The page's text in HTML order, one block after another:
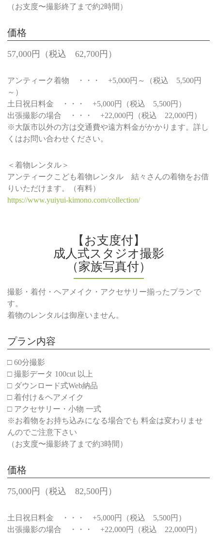
（お支度〜撮影終了まで約2時間）
価格
57,000円（税込 62,700円）
アンティーク着物 ・・・ +5,000円～（税込 5,500円
～）
土日祝日料金 ・・・ +5,000円（税込 5,500円）
出張撮影の場合 ・・・ +22,000円（税込 22,000円）
※大阪市以外の方は交通費や遠方料金がかかります。詳し
くはお問い合わせください。
＜着物レンタル＞
アンティークこども着物レンタル 結々さんの着物をお借
りいただけます。（有料）
https://www.yuiyui-kimono.com/collection/
【お支度付】
成人式スタジオ撮影
（家族写真付）
撮影・着付・ヘアメイク・アクセサリー揃ったプランで
す。
着物のレンタルは御座いません。
プラン内容
□ 60分撮影
□ 撮影データ 100cut 以上
□ ダウンロード式Web納品
□ 着付け＆ヘアメイク
□ アクセサリー・小物 一式
※お着物をお持ち込みになる場合でも 料金は変わりませ
んのでご注意下さい
（お支度〜撮影終了まで約3時間）
価格
75,000円（税込 82,500円）
土日祝日料金 ・・・ +5,000円（税込 5,500円）
出張撮影の場合 ・・・ +22,000円（税込 22,000円）